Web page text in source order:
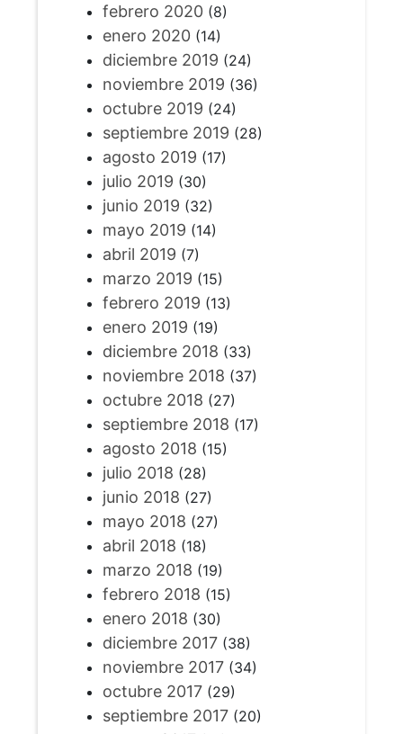
febrero 2020(8)
enero 2020(14)
diciembre 2019 (24)
noviembre 2019 (36)
octubre 2019 (24)
septiembre 2019 (28)
agosto 2019 (17)
julio 2019 (30)
junio 2019 (32)
mayo 2019 (14)
abril 2019 (7)
marzo 2019 (15)
febrero 2019 (13)
enero 2019 (19)
diciembre 2018 (33)
noviembre 2018 (37)
octubre 2018 (27)
septiembre 2018 (17)
agosto 2018 (15)
julio 2018 (28)
junio 2018 (27)
mayo 2018 (27)
abril 2018 (18)
marzo 2018 (19)
febrero 2018 (15)
enero 2018 (30)
diciembre 2017(38)
noviembre 2017(34)
octubre 2017(29)
septiembre 2017(20)